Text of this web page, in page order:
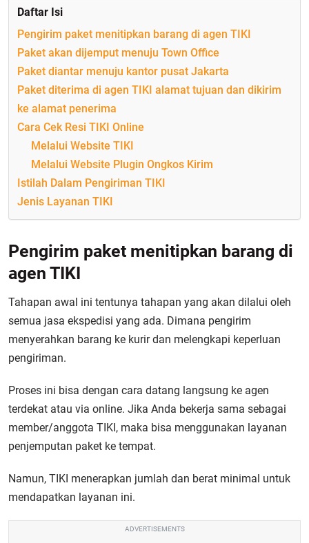
Daftar Isi
Pengirim paket menitipkan barang di agen TIKI
Paket akan dijemput menuju Town Office
Paket diantar menuju kantor pusat Jakarta
Paket diterima di agen TIKI alamat tujuan dan dikirim
ke alamat penerima
Cara Cek Resi TIKI Online
Melalui Website TIKI
Melalui Website Plugin Ongkos Kirim
Istilah Dalam Pengiriman TIKI
Jenis Layanan TIKI
Pengirim paket menitipkan barang di
agen TIKI
Tahapan awal ini tentunya tahapan yang akan dilalui oleh
semua jasa ekspedisi yang ada. Dimana pengirim
menyerahkan barang ke kurir dan melengkapi keperluan
pengiriman.
Proses ini bisa dengan cara datang langsung ke agen
terdekat atau via online. Jika Anda bekerja sama sebagai
member/anggota TIKI, maka bisa menggunakan layanan
penjemputan paket ke tempat.
Namun, TIKI menerapkan jumlah dan berat minimal untuk
mendapatkan layanan ini.
ADVERTISEMENTS